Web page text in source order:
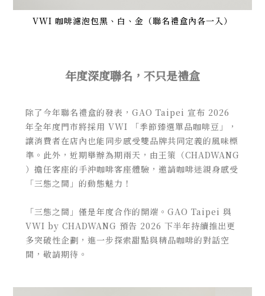
VWI 咖啡濾泡包黑、白、金（聯名禮盒內各一入）
年度深度聯名，不只是禮盒
除了今年聯名禮盒的發表，GAO Taipei 宣布 2026
年全年度門市將採用 VWI 「季節臻選單品咖啡豆」，
讓消費者在店內也能同步感受雙品牌共同定義的風味標
準。此外，近期舉辦為期兩天，由王策（CHADWANG
）擔任客座的手沖咖啡客座體驗，邀請咖啡迷親身感受
「三態之間」的動態魅力！
「三態之間」僅是年度合作的開端。GAO Taipei 與
VWI by CHADWANG 預告 2026 下半年持續推出更
多突破性企劃，進一步探索甜點與精品咖啡的對話空
間，敬請期待。